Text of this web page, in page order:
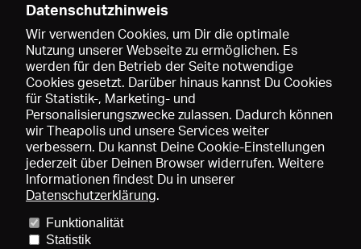
beitragen und warum Du das
auch kannst
Alle News anzeigen →
Preise und Mitgliedschaften
Datenschutzhinweis
Wir verwenden Cookies, um Dir die optimale
Nutzung unserer Webseite zu ermöglichen. Es
werden für den Betrieb der Seite notwendige
Cookies gesetzt. Darüber hinaus kannst Du Cookies
für Statistik-, Marketing- und
Personalisierungszwecke zulassen. Dadurch können
wir Theapolis und unsere Services weiter
verbessern. Du kannst Deine Cookie-Einstellungen
jederzeit über Deinen Browser widerrufen. Weitere
Informationen findest Du in unserer
Datenschutzerklärung.
Funktionalität
Statistik